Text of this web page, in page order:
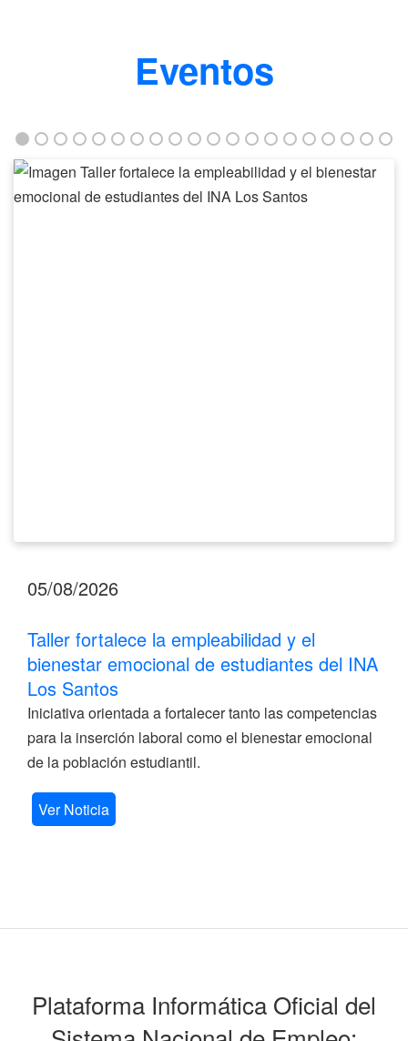
Eventos
Taller
fortalece
05/08/2026
Taller fortalece la empleabilidad y el
bienestar emocional de estudiantes del INA
Los Santos
Iniciativa orientada a fortalecer tanto las competencias
para la inserción laboral como el bienestar emocional
de la población estudiantil.
Ver Noticia
Plataforma Informática Oficial del